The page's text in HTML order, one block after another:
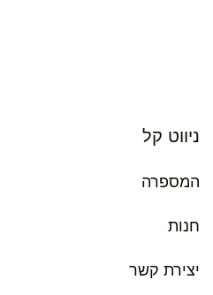
ניווט קל
המספרה
חנות
יצירת קשר